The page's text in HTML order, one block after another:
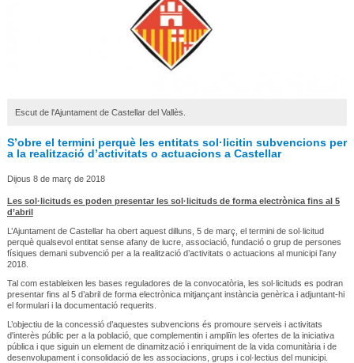
Escut de l'Ajuntament de Castellar del Vallès.
S’obre el termini perquè les entitats sol·licitin subvencions per
a la realització d’activitats o actuacions a Castellar
Dijous 8 de març de 2018
Les sol·licituds es poden presentar les sol·licituds de forma electrònica fins al 5
d’abril
L’Ajuntament de Castellar ha obert aquest dilluns, 5 de març, el termini de sol·licitud
perquè qualsevol entitat sense afany de lucre, associació, fundació o grup de persones
físiques demani subvenció per a la realització d’activitats o actuacions al municipi l’any
2018.
Tal com estableixen les bases reguladores de la convocatòria, les sol·licituds es podran
presentar fins al 5 d’abril de forma electrònica mitjançant instància genèrica i adjuntant-hi
el formulari i la documentació requerits.
L’objectiu de la concessió d’aquestes subvencions és promoure serveis i activitats
d'interès públic per a la població, que complementin i ampliïn les ofertes de la iniciativa
pública i que siguin un element de dinamització i enriquiment de la vida comunitària i de
desenvolupament i consolidació de les associacions, grups i col·lectius del municipi.